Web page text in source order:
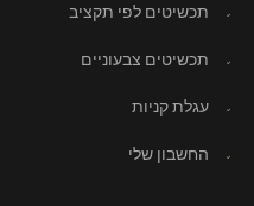
תכשיטים לפי תקציב
תכשיטים צבעוניים
עגלת קניות
החשבון שלי